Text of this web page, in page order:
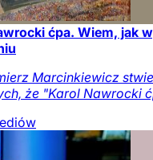
ćpa. Wiem, jak
Marcinkiewicz
że "Karol Nawrocki